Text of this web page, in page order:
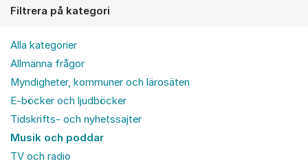
Filtrera på kategori
Alla kategorier
Allmänna frågor
Myndigheter, kommuner och lärosäten
E-böcker och ljudböcker
Tidskrifts- och nyhetssajter
Musik och poddar
TV och radio